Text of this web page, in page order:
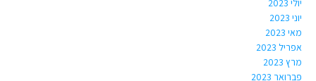
יולי 2023
יוני 2023
מאי 2023
אפריל 2023
מרץ 2023
פברואר 2023